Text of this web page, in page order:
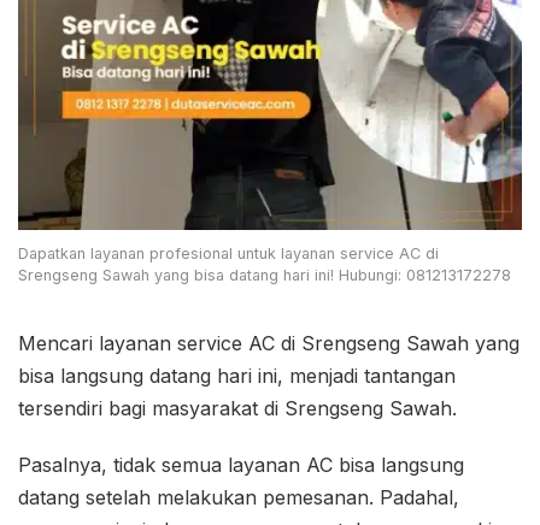
Dapatkan layanan profesional untuk layanan service AC di
Srengseng Sawah yang bisa datang hari ini! Hubungi: 081213172278
Mencari layanan service AC di Srengseng Sawah yang
bisa langsung datang hari ini, menjadi tantangan
tersendiri bagi masyarakat di Srengseng Sawah.
Pasalnya, tidak semua layanan AC bisa langsung
datang setelah melakukan pemesanan. Padahal,